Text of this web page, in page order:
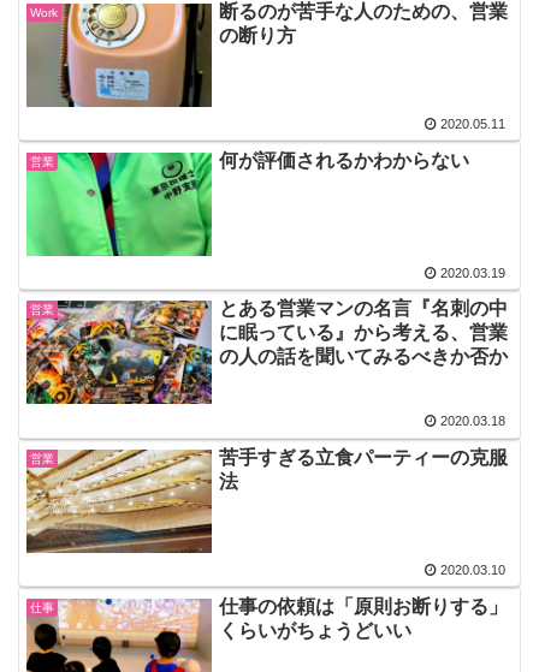
Work
断るのが苦手な人のための、営業
の断り方
2020.05.11
営業 何が評価されるかわからない
2020.03.19
営業
とある営業マンの名言『名刺の中
に眠っている』から考える、営業
の人の話を聞いてみるべきか否か
2020.03.18
営業
苦手すぎる立食パーティーの克服
法
2020.03.10
仕事
仕事の依頼は「原則お断りする」
くらいがちょうどいい